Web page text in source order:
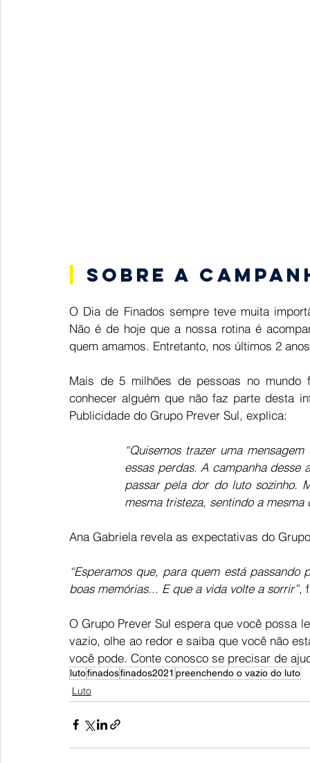
Sobre a
O Dia de Finados sempre teve muita
Não é de hoje que a nossa rotina é
quem amamos. Entretanto, nos últimos 2
Mais de 5 milhões de pessoas no
conhecer alguém que não faz parte desta
Publicidade do Grupo Prever Sul, explica:
“Quisemos trazer uma
essas perdas. A campanha desse
passar pela dor do luto sozinho.
mesma tristeza, sentindo a mesma
Ana Gabriela revela as expectativas do
“Esperamos que, para quem está
boas memórias... E que a vida volte a sorrir”,
O Grupo Prever Sul espera que você possa
vazio, olhe ao redor e saiba que você não
você pode. Conte conosco se precisar de
lutofinadosfinados2021 preenchendo o vazio do luto
Luto